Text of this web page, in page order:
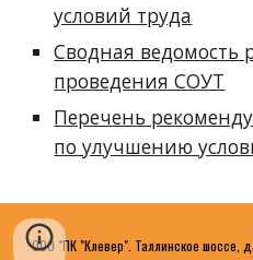
условий труда
Сводная ведомость
проведения СОУТ
Перечень
по улучшению
ООО "ПК "Клевер". Таллинское шоссе,